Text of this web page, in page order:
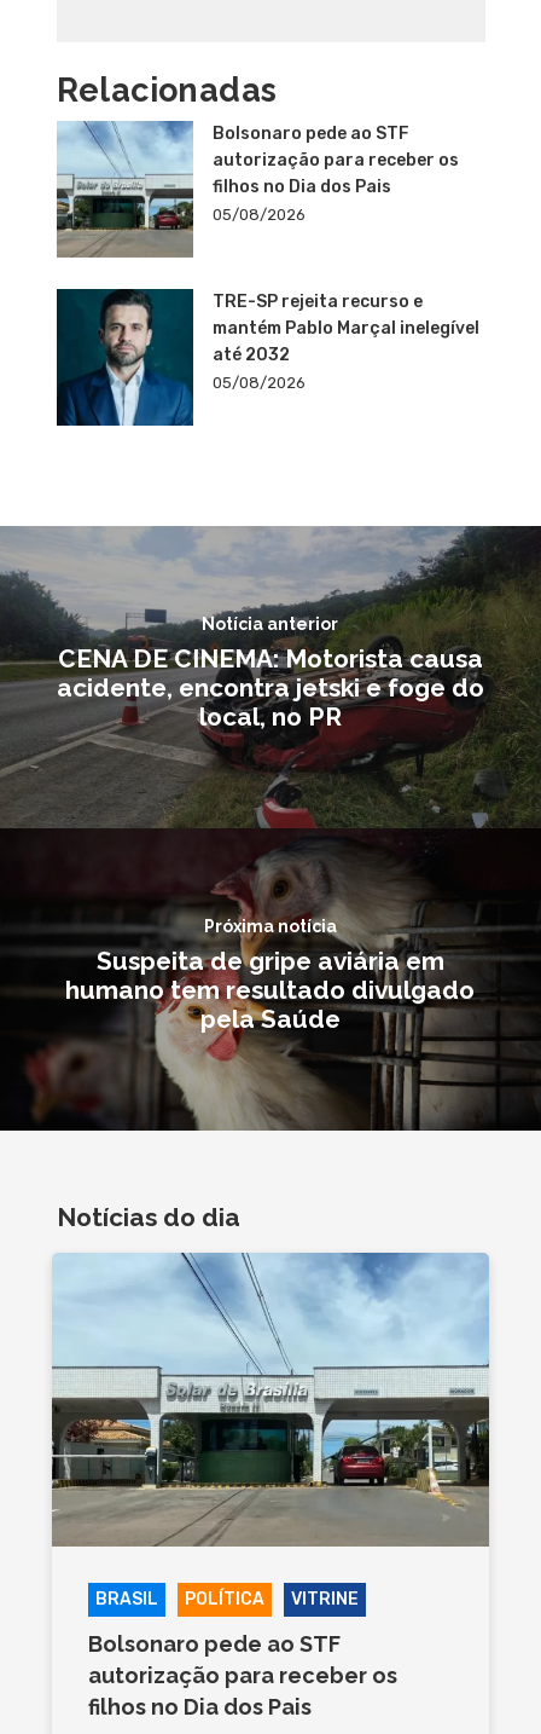
Relacionadas
Bolsonaro pede ao STF
autorização para receber os
filhos no Dia dos Pais
05/08/2026
TRE-SP rejeita recurso e
mantém Pablo Marçal inelegível
até 2032
05/08/2026
Notícia anterior
CENA DE CINEMA: Motorista causa
acidente, encontra jetski e foge do
local, no PR
Próxima notícia
Suspeita de gripe aviária em
humano tem resultado divulgado
pela Saúde
Notícias do dia
BRASIL POLÍTICA VITRINE
Bolsonaro pede ao STF
autorização para receber os
filhos no Dia dos Pais